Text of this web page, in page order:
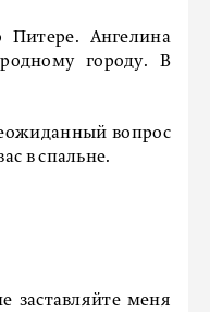
Питере. Ангелина
городу. В
вопрос
в спальне.
заставляйте меня